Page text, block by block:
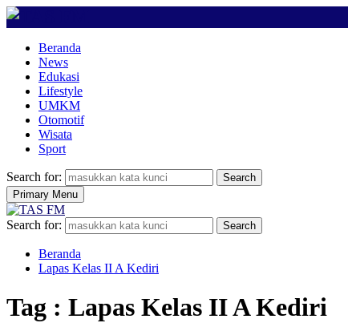
Beranda
News
Edukasi
Lifestyle
UMKM
Otomotif
Wisata
Sport
Search for:
Search
Primary Menu
Search for: Search
Beranda
Lapas Kelas II A Kediri
Tag : Lapas Kelas II A Kediri